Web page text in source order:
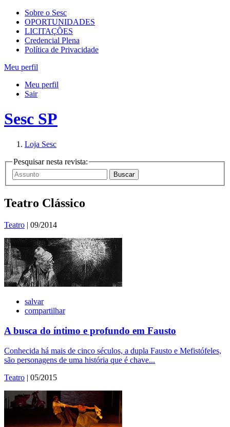
Sobre o Sesc
OPORTUNIDADES
LICITAÇÕES
Credencial Plena
Política de Privacidade
Meu perfil
Meu perfil
Sair
Sesc SP
Loja Sesc
Pesquisar nesta revista:
Teatro Clássico
Teatro | 09/2014
salvar
compartilhar
A busca do íntimo e profundo em Fausto
Conhecida há mais de cinco séculos, a dupla Fausto e Mefistófeles,
são personagens de uma história que é chave...
Teatro | 05/2015